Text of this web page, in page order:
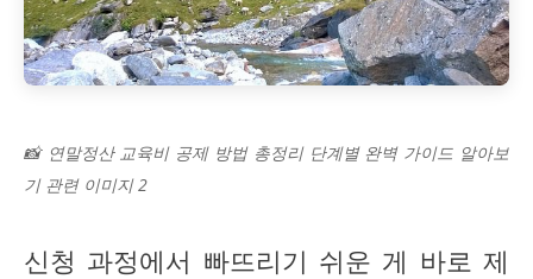
📸 연말정산 교육비 공제 방법 총정리 단계별 완벽 가이드 알아보
기 관련 이미지 2
신청 과정에서 빠뜨리기 쉬운 게 바로 제